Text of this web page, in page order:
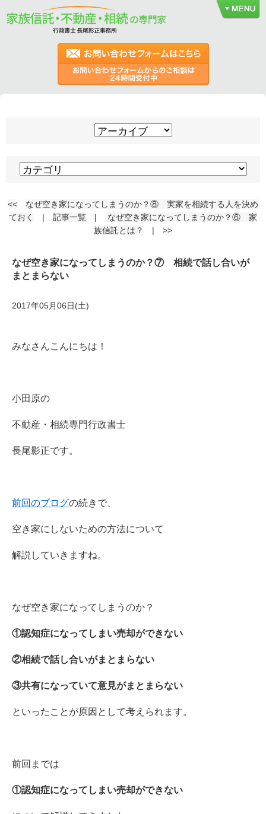
<<
なぜ空き家になってしまうのか？⑧ 実家を相続する人を決め
ておく
| 記事一覧 |
なぜ空き家になってしまうのか？⑥ 家
族信託とは？
| >>
なぜ空き家になってしまうのか？⑦ 相続で話し合いが
まとまらない
2017年05月06日(土)
みなさんこんにちは！
小田原の
不動産・相続専門行政書士
長尾影正です。
前回のブログの続きで、
空き家にしないための方法について
解説していきますね。
なぜ空き家になってしまうのか？
①認知症になってしまい売却ができない
②相続で話し合いがまとまらない
③共有になっていて意見がまとまらない
といったことが原因として考えられます。
前回までは
①認知症になってしまい売却ができない